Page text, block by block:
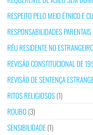
RESPEITO PELO MEIO ÉTNICO E
RESPONSABILIDADES PARENTAIS
RÉU RESIDENTE NO ESTRANGEIRO
REVISÃO CONSTITUCIONAL DE
REVISÃO DE SENTENÇA
RITOS RELIGIOSOS(1)
ROUBO (3)
SENSIBILIDADE(1)